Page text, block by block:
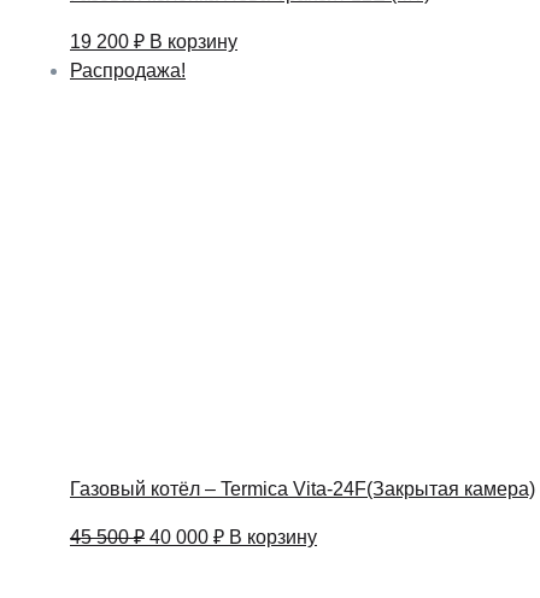
19 200 ₽ В корзину
Распродажа!
Газовый котёл – Termica Vita-24F(Закрытая камера)
45 500₽ Первоначальная
40 000 ₽Текущая
В корзину